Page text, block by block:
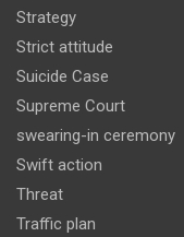
Strategy
Strict attitude
Suicide Case
Supreme Court
swearing-in ceremony
Swift action
Threat
Traffic plan